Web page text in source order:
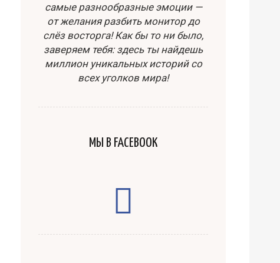
самые разнообразные эмоции —
от желания разбить монитор до
слёз восторга! Как бы то ни было,
заверяем тебя: здесь ты найдешь
миллион уникальных историй со
всех уголков мира!
МЫ В FACEBOOK